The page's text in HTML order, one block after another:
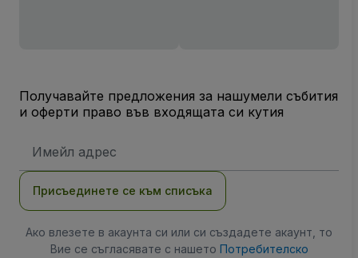
Получавайте предложения за нашумели събития
и оферти право във входящата си кутия
адрес
Присъединете се към списъка
Ако влезете в акаунта си или си създадете акаунт, то
Вие се съгласявате с нашето Потребителско